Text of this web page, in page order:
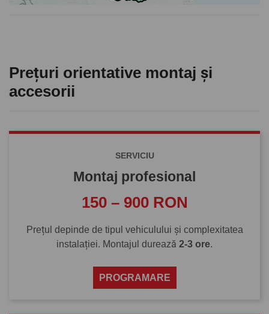
Prețuri orientative montaj și
accesorii
SERVICIU
Montaj profesional
150 – 900 RON
Prețul depinde de tipul vehiculului și complexitatea
instalației. Montajul durează 2-3 ore.
PROGRAMARE